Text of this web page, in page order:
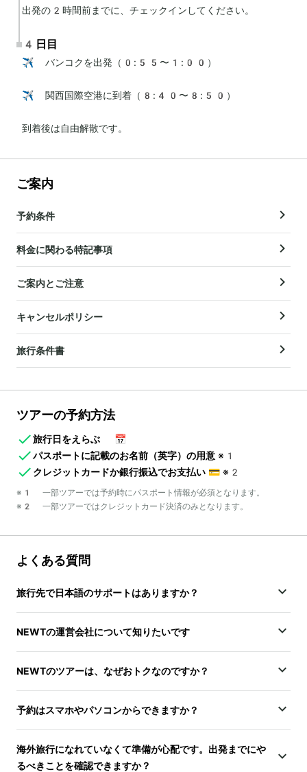
出発の2時間前までに、チェックインしてください。
4日目
✈️ バンコクを出発（0:55〜1:00）
✈️ 関西国際空港に到着（8:40〜8:50）
到着後は自由解散です。
ご案内
予約条件
料金に関わる特記事項
ご案内とご注意
キャンセルポリシー
旅行条件書
ツアーの予約方法
旅行日をえらぶ
📅
パスポートに記載のお名前（英字）の用意 ※1
クレジットカードか銀行振込でお支払い 💳 ※2
※1 一部ツアーでは予約時にパスポート情報が必須となります。
※2 一部ツアーではクレジットカード決済のみとなります。
よくある質問
旅行先で日本語のサポートはありますか？
NEWTの運営会社について知りたいです
NEWTのツアーは、なぜおトクなのですか？
予約はスマホやパソコンからできますか？
海外旅行になれていなくて準備が心配です。出発までにや
るべきことを確認できますか？